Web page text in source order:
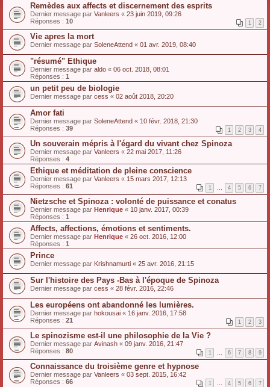
Remèdes aux affects et discernement des esprits
Dernier message par Vanleers « 23 juin 2019, 09:26
Réponses : 10 1 2
Vie apres la mort
Dernier message par SoleneAttend « 01 avr. 2019, 08:40
"résumé" Ethique
Dernier message par aldo « 06 oct. 2018, 08:01
Réponses : 1
un petit peu de biologie
Dernier message par cess « 02 août 2018, 20:20
Amor fati
Dernier message par SoleneAttend « 10 févr. 2018, 21:30
Réponses : 39 1 2 3 4
Un souverain mépris à l'égard du vivant chez Spinoza
Dernier message par Vanleers « 22 mai 2017, 11:26
Réponses : 4
Ethique et méditation de pleine conscience
Dernier message par Vanleers « 15 mars 2017, 12:13
Réponses : 61 1 … 4 5 6 7
Nietzsche et Spinoza : volonté de puissance et conatus
Dernier message par Henrique « 10 janv. 2017, 00:39
Réponses : 1
Affects, affections, émotions et sentiments.
Dernier message par Henrique « 26 oct. 2016, 12:00
Réponses : 1
Prince
Dernier message par Krishnamurti « 25 avr. 2016, 21:15
Sur l'histoire des Pays -Bas à l'époque de Spinoza
Dernier message par cess « 28 févr. 2016, 22:46
Les européens ont abandonné les lumières.
Dernier message par hokousai « 16 janv. 2016, 17:58
Réponses : 21 1 2 3
Le spinozisme est-il une philosophie de la Vie ?
Dernier message par Avinash « 09 janv. 2016, 21:47
Réponses : 80 1 … 6 7 8 9
Connaissance du troisième genre et hypnose
Dernier message par Vanleers « 03 sept. 2015, 16:42
Réponses : 66 1 … 4 5 6 7